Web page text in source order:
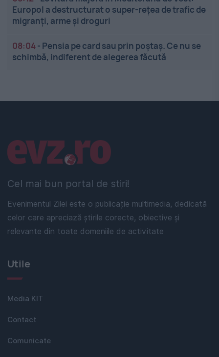
Europol a destructurat o super-rețea de trafic de
migranți, arme și droguri
08:04- Pensia pe card sau prin poștaș. Ce nu se
schimbă, indiferent de alegerea făcută
Cel mai bun portal de stiri!
Evenimentul Zilei este o publicație multimedia, dedicată
celor care apreciază știrile corecte, obiective și
relevante din toate domeniile de activitate
Linkuri utile
Utile
Media KIT
Contact
Comunicate